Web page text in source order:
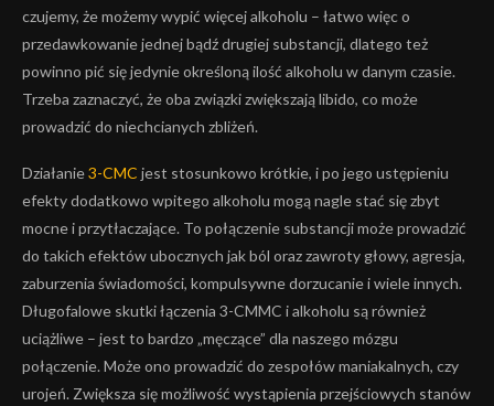
czujemy, że możemy wypić więcej alkoholu – łatwo więc o
przedawkowanie jednej bądź drugiej substancji, dlatego też
powinno pić się jedynie określoną ilość alkoholu w danym czasie.
Trzeba zaznaczyć, że oba związki zwiększają libido, co może
prowadzić do niechcianych zbliżeń.
Działanie3-CMC jest stosunkowo krótkie, i po jego ustępieniu
efekty dodatkowo wpitego alkoholu mogą nagle stać się zbyt
mocne i przytłaczające. To połączenie substancji może prowadzić
do takich efektów ubocznych jak ból oraz zawroty głowy, agresja,
zaburzenia świadomości, kompulsywne dorzucanie i wiele innych.
Długofalowe skutki łączenia 3-CMMC i alkoholu są również
uciążliwe – jest to bardzo „męczące” dla naszego mózgu
połączenie. Może ono prowadzić do zespołów maniakalnych, czy
urojeń. Zwiększa się możliwość wystąpienia przejściowych stanów